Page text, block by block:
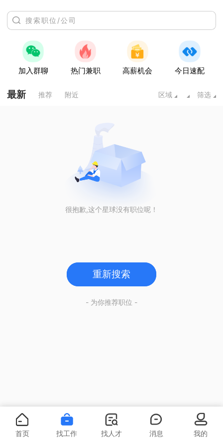
加入群聊 热门兼职 高薪机会 今日速配
最新 推荐 附近 区域 筛选
很抱歉,这个星球没有职位呢！
重新搜索
- 为你推荐职位 -
首页 找工作 找人才 消息 我的